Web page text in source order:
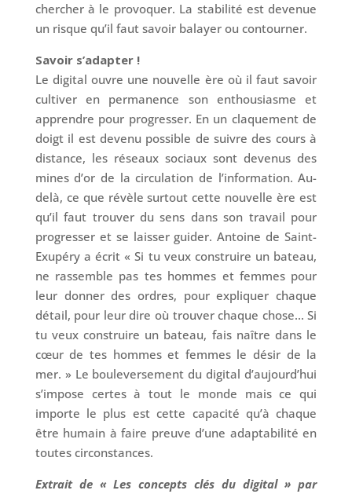
chercher à le provoquer. La stabilité est devenue
un risque qu’il faut savoir balayer ou contourner.
Savoir s’adapter !
Le digital ouvre une nouvelle ère où il faut savoir
cultiver en permanence son enthousiasme et
apprendre pour progresser. En un claquement de
doigt il est devenu possible de suivre des cours à
distance, les réseaux sociaux sont devenus des
mines d’or de la circulation de l’information. Au-
delà, ce que révèle surtout cette nouvelle ère est
qu’il faut trouver du sens dans son travail pour
progresser et se laisser guider. Antoine de Saint-
Exupéry a écrit « Si tu veux construire un bateau,
ne rassemble pas tes hommes et femmes pour
leur donner des ordres, pour expliquer chaque
détail, pour leur dire où trouver chaque chose… Si
tu veux construire un bateau, fais naître dans le
cœur de tes hommes et femmes le désir de la
mer. » Le bouleversement du digital d’aujourd’hui
s’impose certes à tout le monde mais ce qui
importe le plus est cette capacité qu’à chaque
être humain à faire preuve d’une adaptabilité en
toutes circonstances.
Extrait de « Les concepts clés du digital » par